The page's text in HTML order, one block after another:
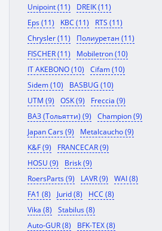
Unipoint (11)
DREIK (11)
Eps (11)
KBC (11)
RTS (11)
Chrysler (11)
Полиуретан (11)
FISCHER (11)
Mobiletron (10)
IT AKEBONO (10)
Cifam (10)
Sidem (10)
BASBUG (10)
UTM (9)
OSK (9)
Freccia (9)
ВАЗ (Тольятти) (9)
Champion (9)
Japan Cars (9)
Metalcaucho (9)
K&F (9)
FRANCECAR (9)
HOSU (9)
Brisk (9)
RoersParts (9)
LAVR (9)
WAI (8)
FA1 (8)
Jurid (8)
HCC (8)
Vika (8)
Stabilus (8)
Auto-GUR (8)
BFK-TEX (8)